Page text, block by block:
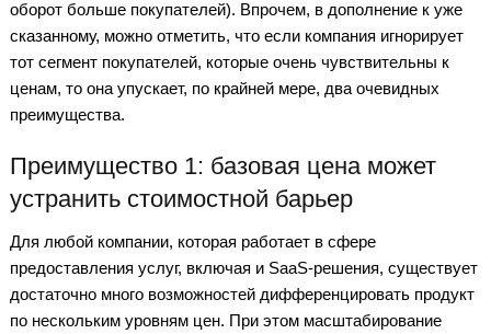
оборот больше покупателей). Впрочем, в дополнение к уже
сказанному, можно отметить, что если компания игнорирует
тот сегмент покупателей, которые очень чувствительны к
ценам, то она упускает, по крайней мере, два очевидных
преимущества.
Преимущество 1: базовая цена может
устранить стоимостной барьер
Для любой компании, которая работает в сфере
предоставления услуг, включая и SaaS-решения, существует
достаточно много возможностей дифференцировать продукт
по нескольким уровням цен. При этом масштабирование